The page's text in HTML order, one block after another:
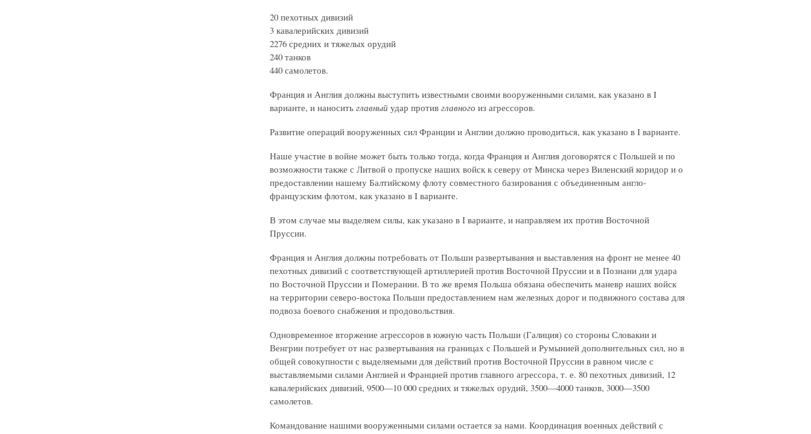
20 пехотных дивизий
3 кавалерийских дивизий
2276 средних и тяжелых орудий
240 танков
440 самолетов.
Франция и Англия должны выступить известными своими вооруженными силами, как указано в I
варианте, и наносить главный удар против главного из агрессоров.
Развитие операций вооруженных сил Франции и Англии должно проводиться, как указано в I варианте.
Наше участие в войне может быть только тогда, когда Франция и Англия договорятся с Польшей и по
возможности также с Литвой о пропуске наших войск к северу от Минска через Виленский коридор и о
предоставлении нашему Балтийскому флоту совместного базирования с объединенным англо-
французским флотом, как указано в I варианте.
В этом случае мы выделяем силы, как указано в I варианте, и направляем их против Восточной
Пруссии.
Франция и Англия должны потребовать от Польши развертывания и выставления на фронт не менее 40
пехотных дивизий с соответствующей артиллерией против Восточной Пруссии и в Познани для удара
по Восточной Пруссии и Померании. В то же время Польша обязана обеспечить маневр наших войск
на территории северо-востока Польши предоставлением нам железных дорог и подвижного состава для
подвоза боевого снабжения и продовольствия.
Одновременное вторжение агрессоров в южную часть Польши (Галиция) со стороны Словакии и
Венгрии потребует от нас развертывания на границах с Польшей и Румынией дополнительных сил, но в
общей совокупности с выделяемыми для действий против Восточной Пруссии в равном числе с
выставляемыми силами Англией и Францией против главного агрессора, т. е. 80 пехотных дивизий, 12
кавалерийских дивизий, 9500—10 000 средних и тяжелых орудий, 3500—4000 танков, 3000—3500
самолетов.
Командование нашими вооруженными силами остается за нами. Координация военных действий с